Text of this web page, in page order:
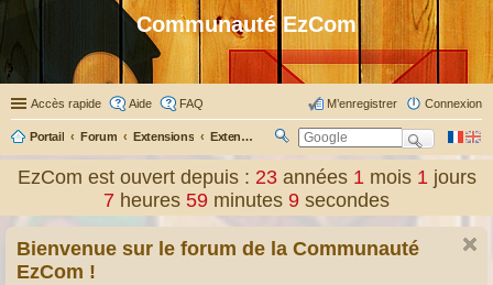
Communauté EzCom
Accès rapide Aide FAQ Connexion
M’enregistrer
Portail Forum Extensions Extensions présentées & traduites
er
EzCom est ouvert depuis : 23 années1 mois1 jours
7 heures 59 minutes 9 secondes
Bienvenue sur le forum de la Communauté
EzCom !